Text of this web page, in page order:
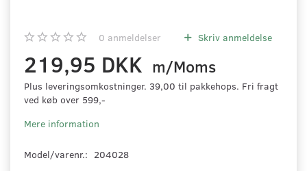
0 anmeldelser Skriv anmeldelse
219,95 DKK m/Moms
Plus leveringsomkostninger. 39,00 til pakkehops. Fri fragt
ved køb over 599,-
Mere information
Model/varenr.: 204028